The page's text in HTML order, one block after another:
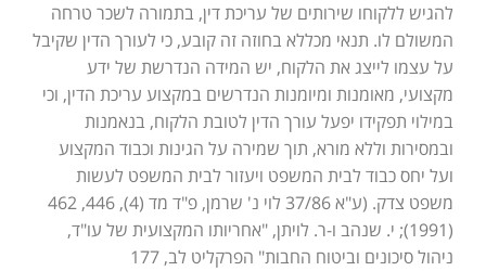
להגיש ללקוחו שירותים של עריכת דין, בתמורה לשכר טרחה
המשולם לו. תנאי מכללא בחוזה זה קובע, כי לעורך הדין שקיבל
על עצמו לייצג את הלקוח, יש המידה הנדרשת של ידע
מקצועי, מאומנות ומיומנות הנדרשים במקצוע עריכת הדין, וכי
במילוי תפקידו יפעל עורך הדין לטובת הלקוח, בנאמנות
ובמסירות וללא מורא, תוך שמירה על הגינות וכבוד המקצוע
ועל יחס כבוד לבית המשפט ויעזור לבית המשפט לעשות
משפט צדק. (ע"א 37/86 לוי נ' שרמן, פ"ד מד (4), 446, 462
(1991); י. שנהב ו-ר. לויתן, "אחריותו המקצועית של עו"ד,
ניהול סיכונים וביטוח החבות" הפרקליט לב, 177